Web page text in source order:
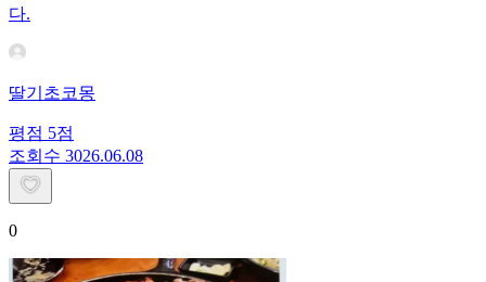
다.
딸기초코몽
평점 5점
조회수 3026.06.08
0